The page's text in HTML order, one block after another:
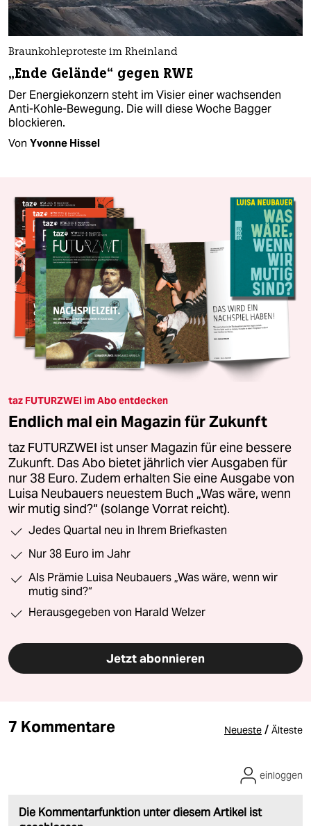
Braunkohleproteste im Rheinland
„Ende Gelände“ gegen RWE
Der Energiekonzern steht im Visier einer wachsenden
Anti-Kohle-Bewegung. Die will diese Woche Bagger
blockieren.
Von Yvonne Hissel
taz FUTURZWEI im Abo entdecken
Endlich mal ein Magazin für Zukunft
taz FUTURZWEI ist unser Magazin für eine bessere
Zukunft. Das Abo bietet jährlich vier Ausgaben für
nur 38 Euro. Zudem erhalten Sie eine Ausgabe von
Luisa Neubauers neuestem Buch „Was wäre, wenn
wir mutig sind?“ (solange Vorrat reicht).
Jedes Quartal neu in Ihrem Briefkasten
Nur 38 Euro im Jahr
Als Prämie Luisa Neubauers „Was wäre, wenn wir
mutig sind?“
Herausgegeben von Harald Welzer
Jetzt abonnieren
7 Kommentare Neueste / Älteste
Die Kommentarfunktion unter diesem Artikel ist
einloggen